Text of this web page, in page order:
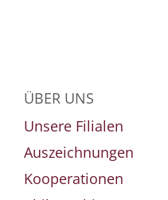
ÜBER UNS
Unsere Filialen
Auszeichnungen
Kooperationen